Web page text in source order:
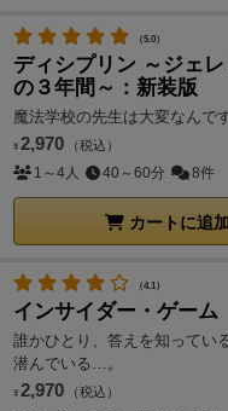
（5.0）
ディシプリン ～ジェ
の３年間～：新装版
魔法学校の先生は大変なんで
¥ 2,970 （税込）
1～4人 40～60分 8件
カートに追
（4.1）
インサイダー・ゲーム
誰かひとり、答えを知ってい
潜んでいる…。
¥ 2,970 （税込）